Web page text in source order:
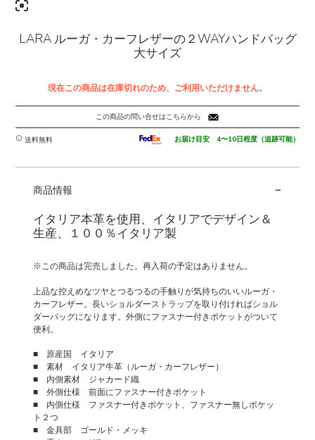
LARA ルーガ・カーフレザーの２WAYハンドバッグ
大サイズ
現在この商品は在庫切れのため、ご利用いただけません。
この商品の問い合せはこちらから
送料無料 お届け目安 4〜10日程度（追跡可能）
商品情報 -
イタリア本革を使用、イタリアでデザイン＆
生産、１００％イタリア製
※この商品は完売しました。再入荷の予定はありません。
上品な控えめなツヤとつるつるの手触りが気持ちのいいルーガ・
カーフレザー。長いショルダーストラップを取り付ければショル
ダーバッグになります。外側にファスナー付きポケットがついて
便利。
■ 原産国 イタリア
■ 素材 イタリア牛革（ルーガ・カーフレザー）
■ 内側素材 ジャカード織
■ 外側仕様 前面にファスナー付きポケット
■ 内側仕様 ファスナー付きポケット、ファスナー無しポケッ
ト２つ
■ 金具部 ゴールド・メッキ